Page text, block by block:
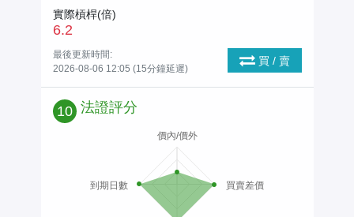
實際槓桿(倍)
6.2
最後更新時間:
2026-08-06 12:05 (15分鐘延遲)
買 / 賣
10 法證評分
價內/價外
買賣差價
到期日數